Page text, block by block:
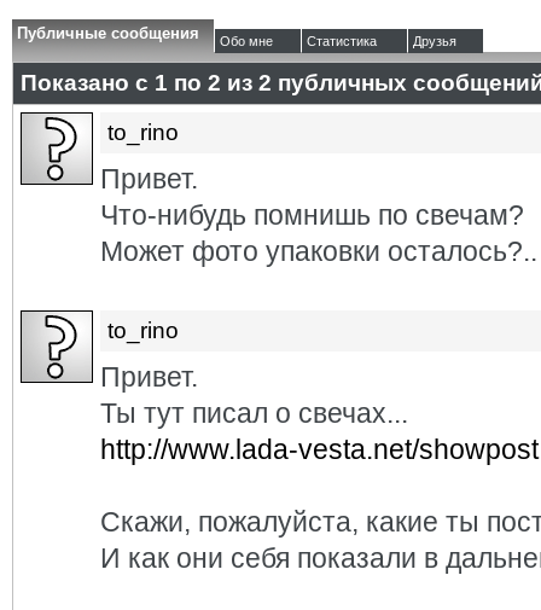
Публичные сообщения Обо мне Статистика Друзья
Показано с 1 по 2 из 2 публичных
to_rino
Привет.
Что-нибудь помнишь по свечам?
Может фото упаковки осталось?..
to_rino
Привет.
Ты тут писал о свечах...
http://www.lada-vesta.net/
Скажи, пожалуйста, какие ты
И как они себя показали в